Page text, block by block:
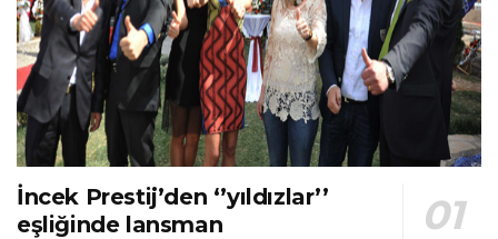
İncek Prestij’den ‘’yıldızlar’’
eşliğinde lansman